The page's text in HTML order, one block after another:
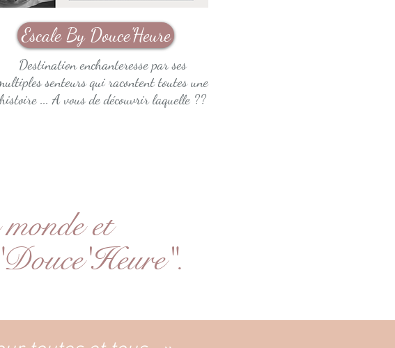
Escale By Douce'Heure
Destination enchanteresse par ses
senteurs qui racontent toutes une
histoire ... A vous de découvrir laquelle ??
et